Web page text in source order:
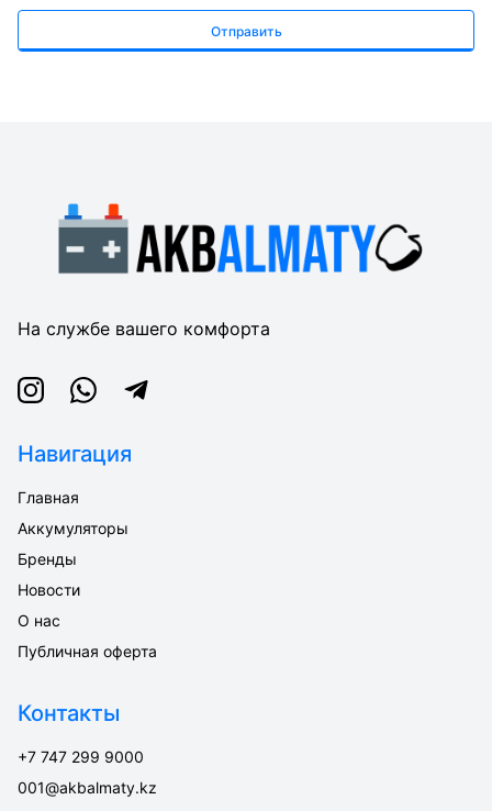
Отправить
На службе вашего комфорта
InstagramWhatsappTelegram
Навигация
Главная
Аккумуляторы
Бренды
Новости
О нас
Публичная оферта
Контакты
+7 747 299 9000
001@akbalmaty.kz